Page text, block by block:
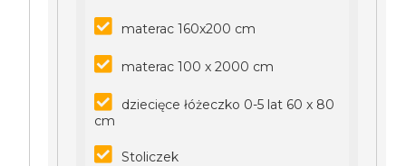
materac 160x200 cm
materac 100 x 2000 cm
dziecięce łóżeczko 0-5 lat 60 x 80
cm
Stoliczek